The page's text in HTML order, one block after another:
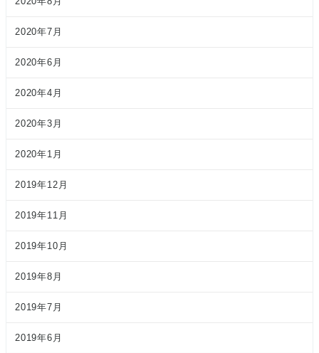
2020年7月
2020年6月
2020年4月
2020年3月
2020年1月
2019年12月
2019年11月
2019年10月
2019年8月
2019年7月
2019年6月